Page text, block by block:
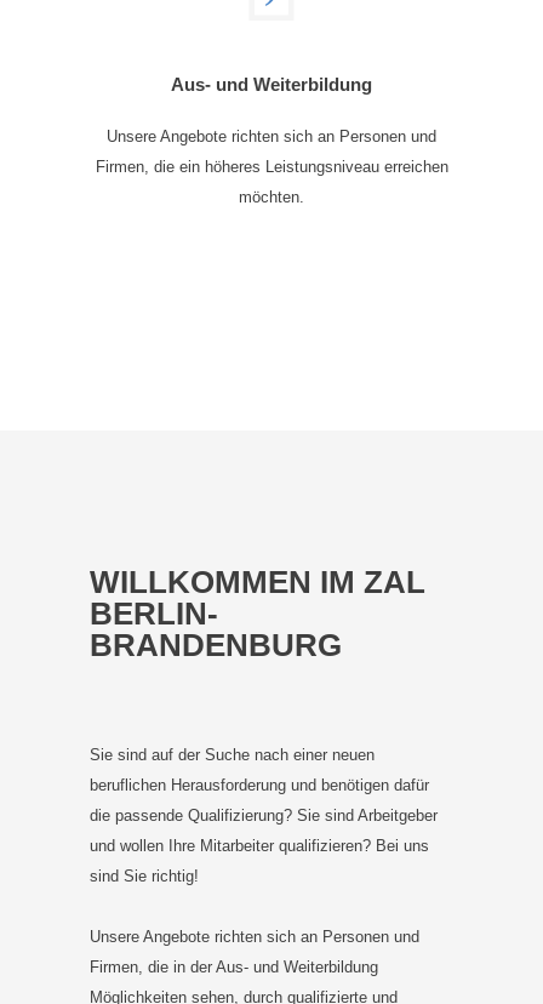
Aus- und Weiterbildung
Unsere Angebote richten sich an Personen und
Firmen, die ein höheres Leistungsniveau erreichen
möchten.
WILLKOMMEN IM ZAL
BERLIN-
BRANDENBURG
Sie sind auf der Suche nach einer neuen
beruflichen Herausforderung und benötigen dafür
die passende Qualifizierung? Sie sind Arbeitgeber
und wollen Ihre Mitarbeiter qualifizieren? Bei uns
sind Sie richtig!
Unsere Angebote richten sich an Personen und
Firmen, die in der Aus- und Weiterbildung
Möglichkeiten sehen, durch qualifizierte und